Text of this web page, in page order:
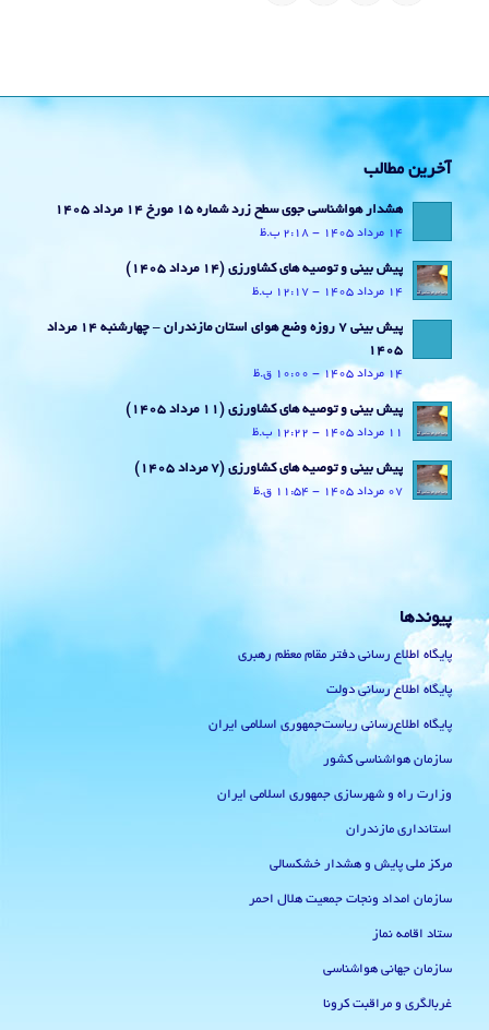
آخرین مطالب
هشدار هواشناسی جوی سطح زرد شماره 15 مورخ 14 مرداد 1405
14 مرداد 1405 - 2:18 ب.ظ
پیش بینی و توصیه های کشاورزی (14 مرداد ۱۴۰۵)
14 مرداد 1405 - 12:17 ب.ظ
پیش بینی 7 روزه وضع هوای استان مازندران – چهارشنبه 14 مرداد
1405
14 مرداد 1405 - 10:00 ق.ظ
پیش بینی و توصیه های کشاورزی (11 مرداد ۱۴۰۵)
11 مرداد 1405 - 12:22 ب.ظ
پیش بینی و توصیه های کشاورزی (7 مرداد ۱۴۰۵)
07 مرداد 1405 - 11:54 ق.ظ
پیوندها
پایگاه اطلاع رسانی دفتر مقام معظم رهبری
پایگاه اطلاع رسانی دولت
پایگاه اطلاع‌رسانی ریاست‌جمهوری اسلامی ایران
سازمان هواشناسی کشور
وزارت راه و شهرسازی جمهوری اسلامی ایران
استانداری مازندران
مرکز ملی پایش و هشدار خشکسالی
سازمان امداد ونجات جمعیت هلال احمر
ستاد اقامه نماز
سازمان جهانی هواشناسی
غربالگری و مراقبت کرونا